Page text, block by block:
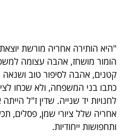
5
המילון
הכלכלי
פודקאסט
40
"היא הותירה אחריה מורשת
הומור מושחז, אהבה עצומה
קטנים, אהבה לסיפור טוב ושנאה
כתבו בני המשפחה, ולא שכחו
לחנויות יד שנייה. שדין ז"ל
אחריה שלל ציורי שמן, פסלים,
ותחפושות ייחודיות.